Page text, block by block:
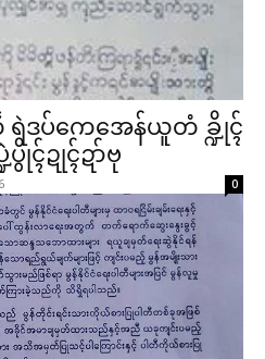
ဗွဳဒဳယဵု
တ်အဆက်
ရိုၚ်ဗၠးၜးမန်
ရဲဒပ်ကေအေန်ယူတံ ခ္ဍိုၚ်
ၚ်ဍုၚ်ဍာ်ဗု
0